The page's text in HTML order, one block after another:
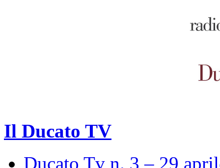
Il Ducato TV
Ducato Tv n. 3 – 29